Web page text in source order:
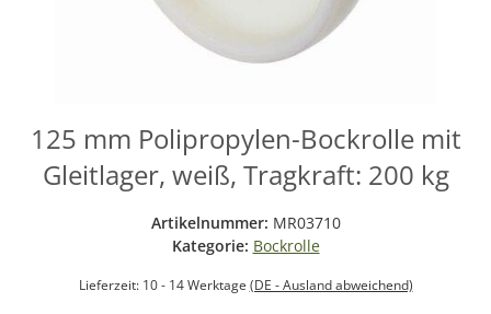
125 mm Polipropylen-Bockrolle mit
Gleitlager, weiß, Tragkraft: 200 kg
Artikelnummer: MR03710
Kategorie: Bockrolle
Lieferzeit: 10 - 14 Werktage (DE - Ausland abweichend)